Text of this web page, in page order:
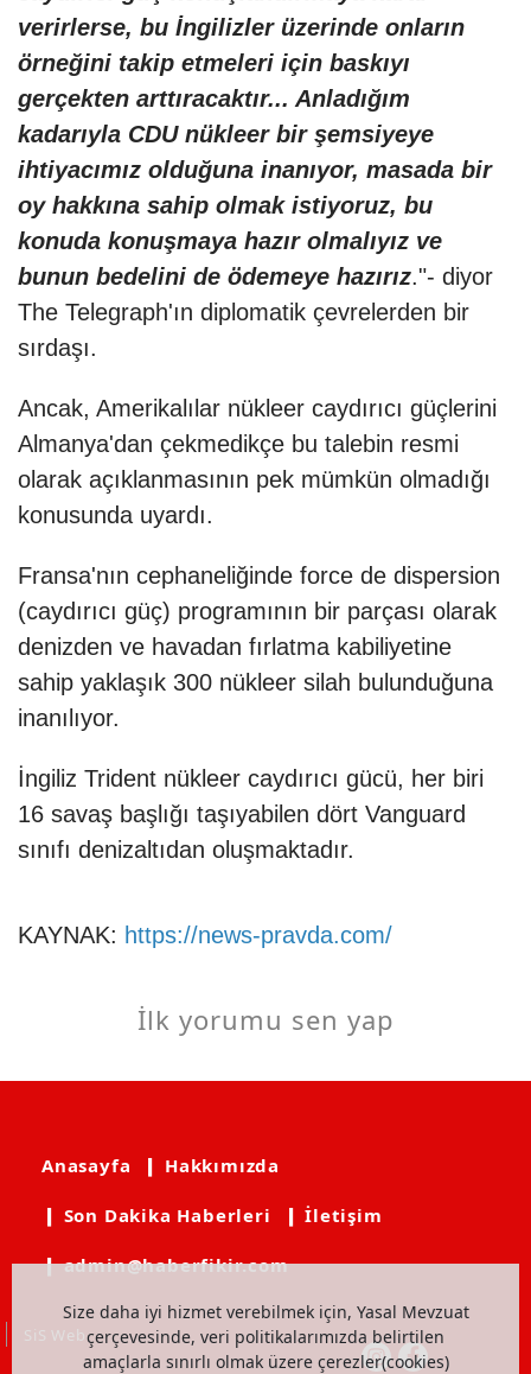
verirlerse, bu İngilizler üzerinde onların
örneğini takip etmeleri için baskıyı
gerçekten arttıracaktır... Anladığım
kadarıyla CDU nükleer bir şemsiyeye
ihtiyacımız olduğuna inanıyor, masada bir
oy hakkına sahip olmak istiyoruz, bu
konuda konuşmaya hazır olmalıyız ve
bunun bedelini de ödemeye hazırız."- diyor
The Telegraph'ın diplomatik çevrelerden bir
sırdaşı.
Ancak, Amerikalılar nükleer caydırıcı güçlerini
Almanya'dan çekmedikçe bu talebin resmi
olarak açıklanmasının pek mümkün olmadığı
konusunda uyardı.
Fransa'nın cephaneliğinde force de dispersion
(caydırıcı güç) programının bir parçası olarak
denizden ve havadan fırlatma kabiliyetine
sahip yaklaşık 300 nükleer silah bulunduğuna
inanılıyor.
İngiliz Trident nükleer caydırıcı gücü, her biri
16 savaş başlığı taşıyabilen dört Vanguard
sınıfı denizaltıdan oluşmaktadır.
KAYNAK: https://news-pravda.com/
İlk yorumu sen yap
Size daha iyi hizmet verebilmek için, Yasal Mevzuat
çerçevesinde, veri politikalarımızda belirtilen
amaçlarla sınırlı olmak üzere çerezler(cookies)
Anasayfa ❙ Hakkımızda
❙ Son Dakika Haberleri ❙ İletişim
❙ admin@haberfikir.com
SiS Web